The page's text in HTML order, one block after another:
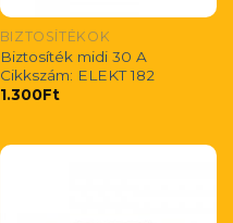
BIZTOSÍTÉKOK
Biztosíték midi 30 A
Cikkszám: ELEKT 182
1.300Ft